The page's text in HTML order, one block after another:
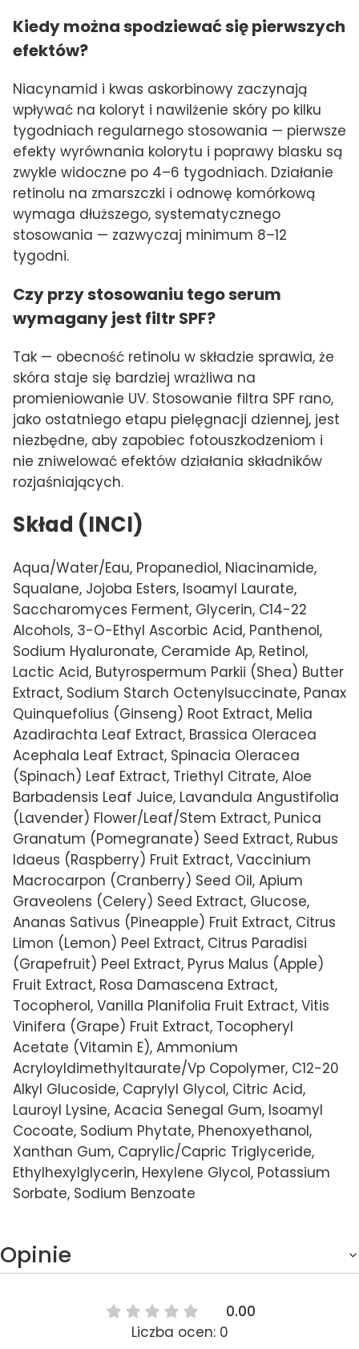
Kiedy można spodziewać się pierwszych
efektów?
Niacynamid i kwas askorbinowy zaczynają
wpływać na koloryt i nawilżenie skóry po kilku
tygodniach regularnego stosowania — pierwsze
efekty wyrównania kolorytu i poprawy blasku są
zwykle widoczne po 4–6 tygodniach. Działanie
retinolu na zmarszczki i odnowę komórkową
wymaga dłuższego, systematycznego
stosowania — zazwyczaj minimum 8–12
tygodni.
Czy przy stosowaniu tego serum
wymagany jest filtr SPF?
Tak — obecność retinolu w składzie sprawia, że
skóra staje się bardziej wrażliwa na
promieniowanie UV. Stosowanie filtra SPF rano,
jako ostatniego etapu pielęgnacji dziennej, jest
niezbędne, aby zapobiec fotouszkodzeniom i
nie zniwelować efektów działania składników
rozjaśniających.
Skład (INCI)
Aqua/Water/Eau, Propanediol, Niacinamide,
Squalane, Jojoba Esters, Isoamyl Laurate,
Saccharomyces Ferment, Glycerin, C14-22
Alcohols, 3-O-Ethyl Ascorbic Acid, Panthenol,
Sodium Hyaluronate, Ceramide Ap, Retinol,
Lactic Acid, Butyrospermum Parkii (Shea) Butter
Extract, Sodium Starch Octenylsuccinate, Panax
Quinquefolius (Ginseng) Root Extract, Melia
Azadirachta Leaf Extract, Brassica Oleracea
Acephala Leaf Extract, Spinacia Oleracea
(Spinach) Leaf Extract, Triethyl Citrate, Aloe
Barbadensis Leaf Juice, Lavandula Angustifolia
(Lavender) Flower/Leaf/Stem Extract, Punica
Granatum (Pomegranate) Seed Extract, Rubus
Idaeus (Raspberry) Fruit Extract, Vaccinium
Macrocarpon (Cranberry) Seed Oil, Apium
Graveolens (Celery) Seed Extract, Glucose,
Ananas Sativus (Pineapple) Fruit Extract, Citrus
Limon (Lemon) Peel Extract, Citrus Paradisi
(Grapefruit) Peel Extract, Pyrus Malus (Apple)
Fruit Extract, Rosa Damascena Extract,
Tocopherol, Vanilla Planifolia Fruit Extract, Vitis
Vinifera (Grape) Fruit Extract, Tocopheryl
Acetate (Vitamin E), Ammonium
Acryloyldimethyltaurate/Vp Copolymer, C12-20
Alkyl Glucoside, Caprylyl Glycol, Citric Acid,
Lauroyl Lysine, Acacia Senegal Gum, Isoamyl
Cocoate, Sodium Phytate, Phenoxyethanol,
Xanthan Gum, Caprylic/Capric Triglyceride,
Ethylhexylglycerin, Hexylene Glycol, Potassium
Sorbate, Sodium Benzoate
Opinie
0.00
Liczba ocen: 0